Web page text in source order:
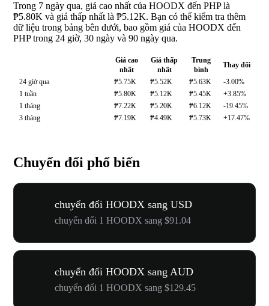
Trong 7 ngày qua, giá cao nhất của HOODX đến PHP là
₱5.80K và giá thấp nhất là ₱5.12K. Bạn có thể kiểm tra thêm
dữ liệu trong bảng bên dưới, bao gồm giá của HOODX đến
PHP trong 24 giờ, 30 ngày và 90 ngày qua.
Giá cao
nhất
Giá thấp
nhất
Trung
bình
Thay đổi
24 giờ qua
₱5.75K ₱5.52K ₱5.63K
-3.00%
1 tuần
₱5.80K ₱5.12K ₱5.45K
+3.85%
1 tháng
₱7.22K ₱5.20K ₱6.12K
-19.45%
3 tháng
₱7.19K ₱4.49K ₱5.73K +17.47%
Chuyển đổi phổ biến
chuyển đổi HOODX sang USD
chuyển đổi 1 HOODX sang $91.04
chuyển đổi HOODX sang AUD
chuyển đổi 1 HOODX sang $129.45